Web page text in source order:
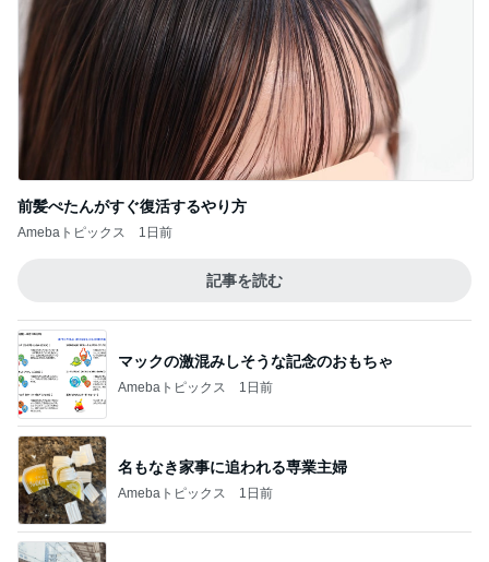
前髪ぺたんがすぐ復活するやり方
Amebaトピックス 1日前
記事を読む
マックの激混みしそうな記念のおもちゃ
Amebaトピックス 1日前
名もなき家事に追われる専業主婦
Amebaトピックス 1日前